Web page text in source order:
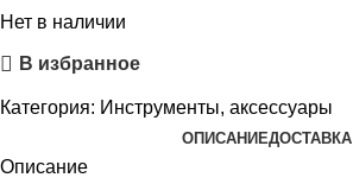
Нет в наличии
В избранное
Категория: Инструменты, аксессуары
ОПИСАНИЕДОСТАВКА
Описание